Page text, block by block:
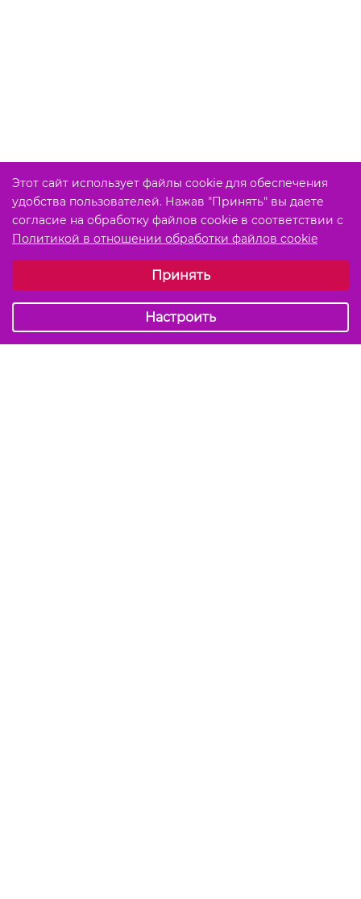
Этот сайт использует файлы cookie для обеспечения
удобства пользователей. Нажав "Принять" вы даете
согласие на обработку файлов cookie в соответствии с
Политикой в отношении обработки файлов cookie
Обязательные (технические)Принять
Настроить